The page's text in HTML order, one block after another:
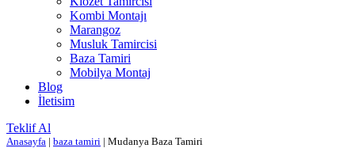
Kombi Montajı
Marangoz
Musluk Tamircisi
Baza Tamiri
Mobilya Montaj
Blog
İletisim
Teklif Al
Anasayfa | baza tamiri | Mudanya Baza Tamiri